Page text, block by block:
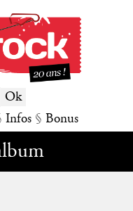
Infos § Bonus